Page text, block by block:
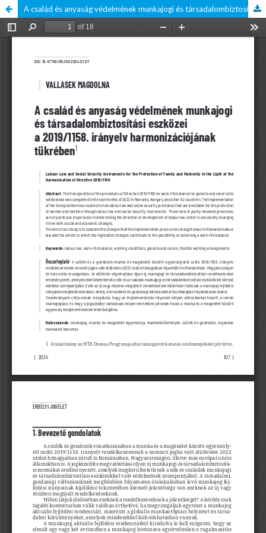
A család és anyaság védelmének munkajogi és társadalombiztosítási eszközei a 2019/1158. irányelv harmonizációjának tükrében